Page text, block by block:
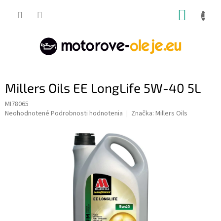
Millers Oils EE LongLife 5W-40 5L
MI78065
Priemerné
Neohodnotené Podrobnosti hodnotenia Značka: Millers Oils